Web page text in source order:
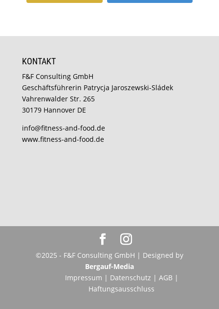
KONTAKT
F&F Consulting GmbH
Geschäftsführerin Patrycja Jaroszewski-Sládek
Vahrenwalder Str. 265
30179 Hannover DE
info@fitness-and-food.de
www.fitness-and-food.de
©2025 - F&F Consulting GmbH | Designed by
Bergauf-Media
Impressum | Datenschutz | AGB |
Haftungsausschluss